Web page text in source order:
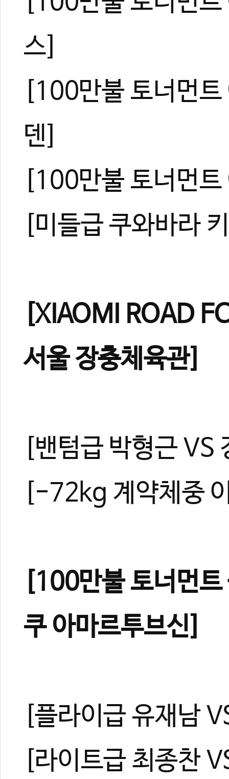
스]
[100만불 토너먼
덴]
[100만불 토너먼
[미들급 쿠와바라
[XIAOMI ROAD
서울 장충체육관]
[밴텀급 박형근 VS
[-72kg 계약체중
[100만불 토너먼
쿠 아마르투브신]
[플라이급 유재남
[라이트급 최종찬